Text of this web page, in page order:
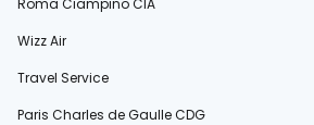
Roma Ciampino CIA
Wizz Air
Travel Service
Paris Charles de Gaulle CDG